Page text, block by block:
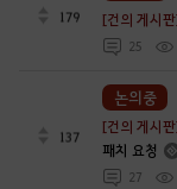
179 [건의 게시
25
137
[건의 게시
패치 요청
27
논의중